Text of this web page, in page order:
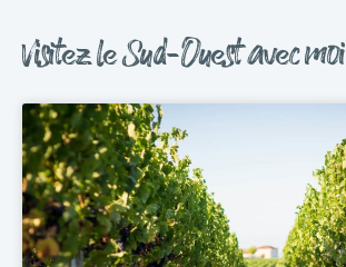
Visitez le Sud-Ouest avec moi